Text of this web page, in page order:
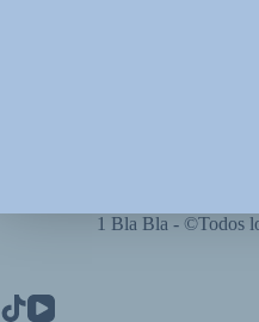
1 Bla Bla - ©Todos